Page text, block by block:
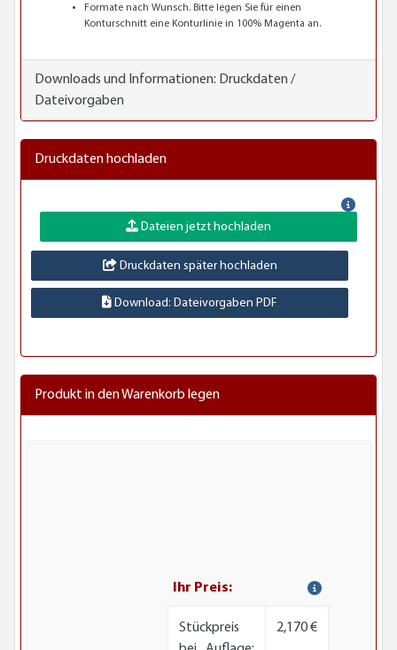
Formate nach Wunsch. Bitte legen Sie für einen
Konturschnitt eine Konturlinie in 100% Magenta an.
Downloads und Informationen: Druckdaten /
Dateivorgaben
Druckdaten hochladen
Dateien jetzt hochladen
Druckdaten später hochladen
Download: Dateivorgaben PDF
Produkt in den Warenkorb legen
Ihr Preis:
Stückpreis
2,170 €